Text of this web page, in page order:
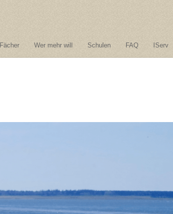
Fächer Wer mehr will Schulen FAQ IServ